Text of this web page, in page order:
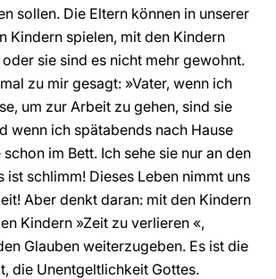
sollen. Die Eltern können in unserer
Kindern spielen, mit den Kindern
sie sind es nicht mehr gewohnt.
zu mir gesagt: »Vater, wenn ich
um zur Arbeit zu gehen, sind sie
wenn ich spätabends nach Hause
im Bett. Ich sehe sie nur an den
ist schlimm! Dieses Leben nimmt uns
Aber denkt daran: mit den Kindern
Kindern »Zeit zu verlieren «,
Glauben weiterzugeben. Es ist die
die Unentgeltlichkeit Gottes.